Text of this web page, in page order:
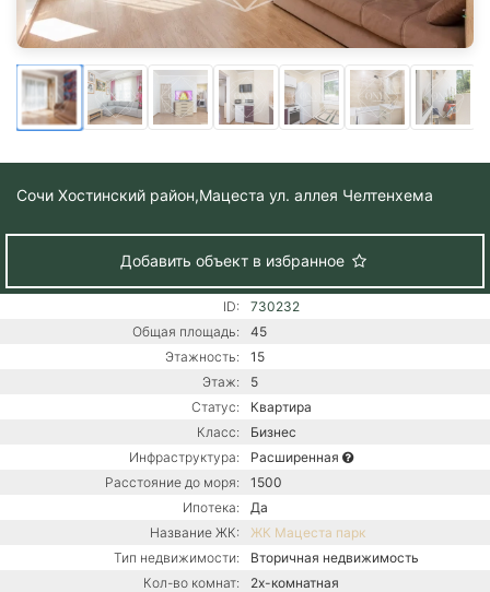
Сочи Хостинский район,Мацеста ул. аллея Челтенхема
Добавить объект в избранное
ID:
730232
Общая площадь:
45
Этажность:
15
Этаж:
5
Статус:
Квартира
Класс:
Бизнес
Инфраструктура:
Расширенная
Расстояние до моря:
1500
Ипотека:
Да
Название ЖК:
ЖК Мацеста парк
Тип недвижимости:
Вторичная недвижимость
Кол-во комнат:
2х-комнатная